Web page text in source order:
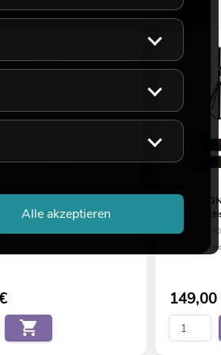
No. 20000470
Bestand
149,00
Alle akzeptieren